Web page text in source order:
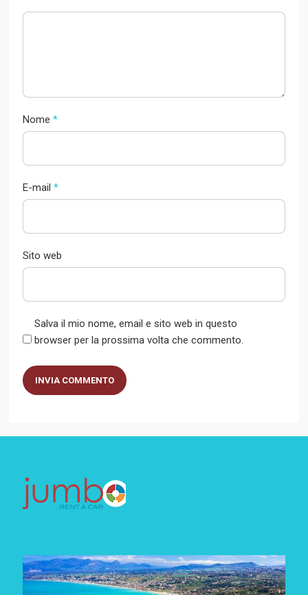
Nome*
E-mail*
Sito web
Salva il mio nome, email e sito web in questo
browser per la prossima volta che commento.